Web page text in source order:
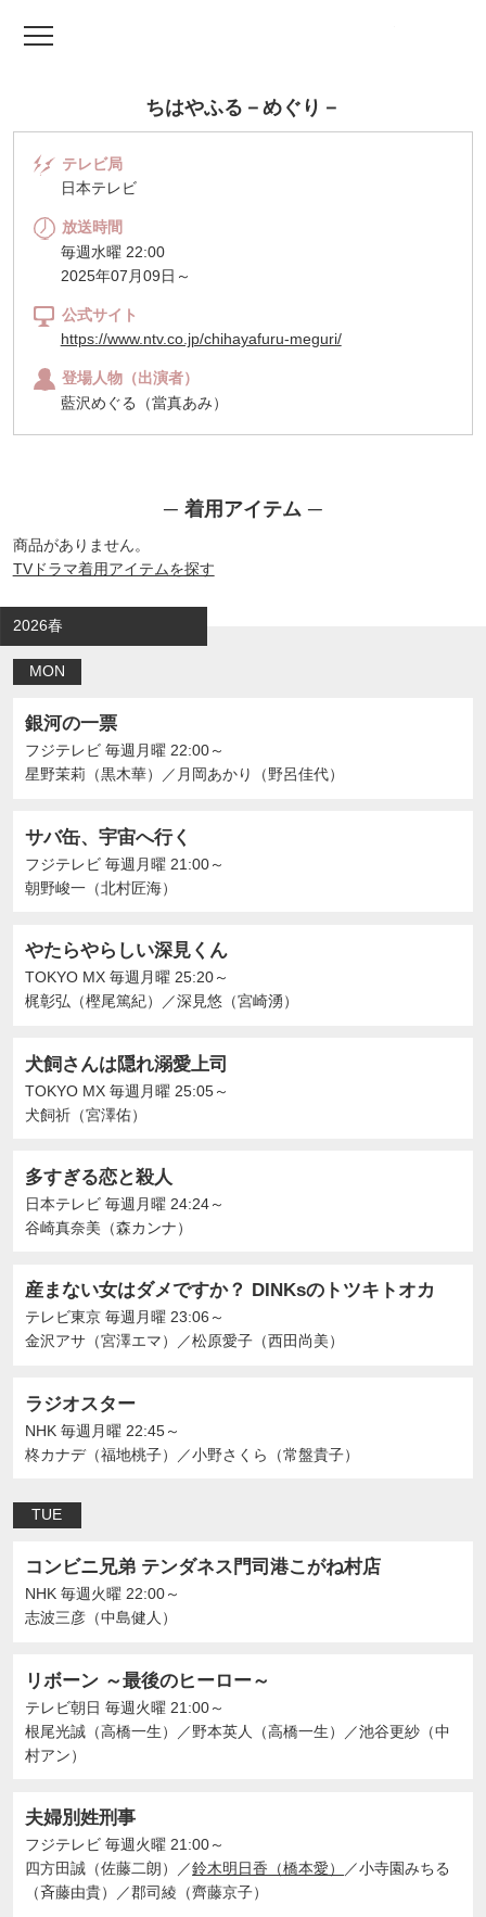
ちはやふる－めぐり－
テレビ局
日本テレビ
放送時間
毎週水曜 22:00
2025年07月09日～
公式サイト
https://www.ntv.co.jp/chihayafuru-meguri/
登場人物（出演者）
藍沢めぐる（當真あみ）
着用アイテム
商品がありません。
TVドラマ着用アイテムを探す
2026春
MON
銀河の一票
フジテレビ 毎週月曜 22:00～
星野茉莉（黒木華）
／ 月岡あかり（野呂佳代）
サバ缶、宇宙へ行く
フジテレビ 毎週月曜 21:00～
朝野峻一（北村匠海）
やたらやらしい深見くん
TOKYO MX 毎週月曜 25:20～
梶彰弘（樫尾篤紀）
／深見悠（宮崎湧）
犬飼さんは隠れ溺愛上司
TOKYO MX 毎週月曜 25:05～
犬飼祈（宮澤佑）
多すぎる恋と殺人
日本テレビ 毎週月曜 24:24～
谷崎真奈美（森カンナ）
産まない女はダメですか？ DINKsのトツキトオカ
テレビ東京 毎週月曜 23:06～
金沢アサ（宮澤エマ）
／松原愛子（西田尚美）
ラジオスター
NHK 毎週月曜 22:45～
柊カナデ（福地桃子）
／小野さくら（常盤貴子）
TUE
コンビニ兄弟 テンダネス門司港こがね村店
NHK 毎週火曜 22:00～
志波三彦（中島健人）
リボーン ～最後のヒーロー～
テレビ朝日 毎週火曜 21:00～
根尾光誠（高橋一生）
／野本英人（高橋一生） ／池谷更紗（中
村アン）
夫婦別姓刑事
フジテレビ 毎週火曜 21:00～
四方田誠（佐藤二朗）
／鈴木明日香（橋本愛） ／小寺園みちる
（斉藤由貴）
／郡司綾（齊藤京子）